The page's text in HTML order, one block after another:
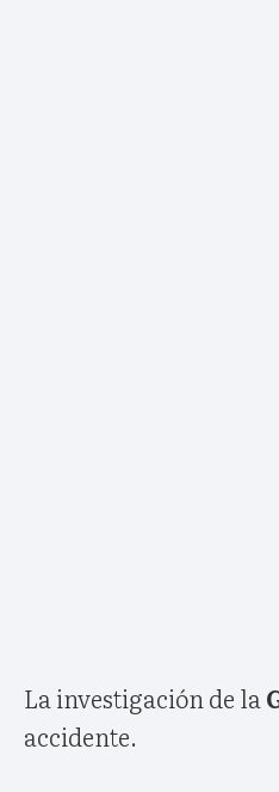
La investigación de la
accidente.